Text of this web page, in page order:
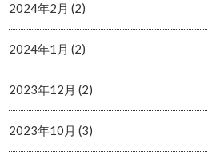
2024年2月 (2)
2024年1月 (2)
2023年12月 (2)
2023年10月 (3)